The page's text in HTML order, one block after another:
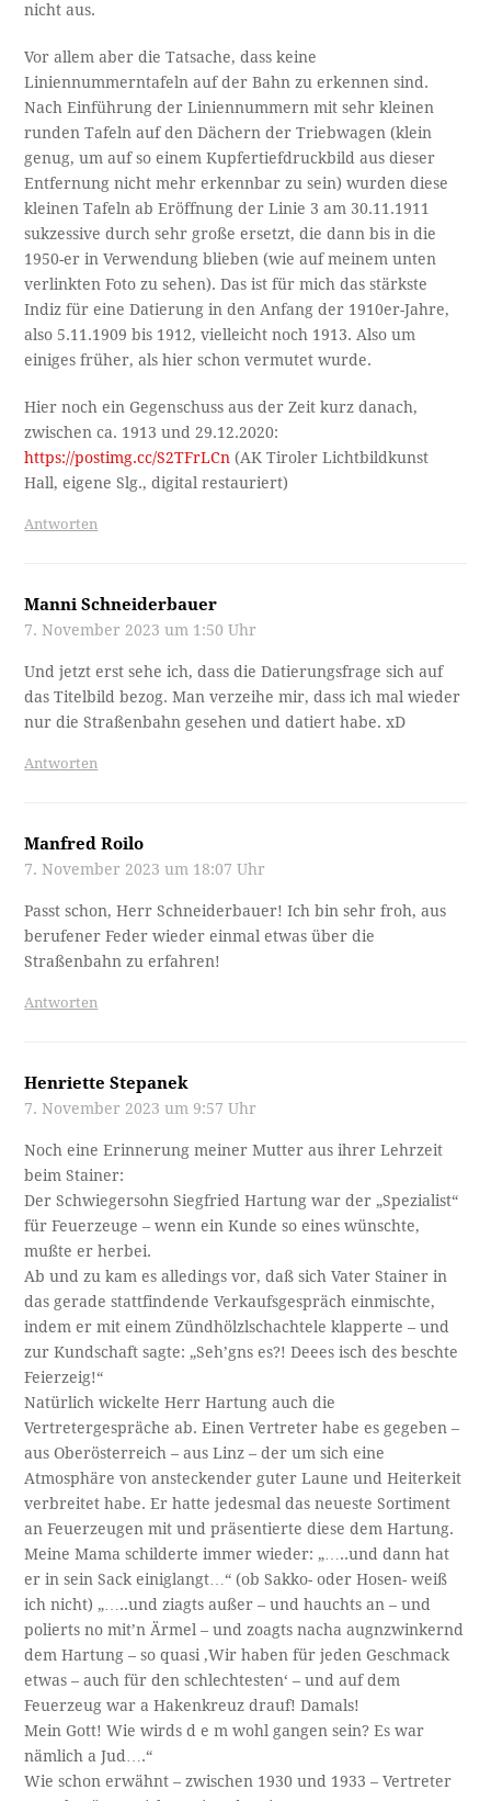
nicht aus.
Vor allem aber die Tatsache, dass keine
Liniennummerntafeln auf der Bahn zu erkennen sind.
Nach Einführung der Liniennummern mit sehr kleinen
runden Tafeln auf den Dächern der Triebwagen (klein
genug, um auf so einem Kupfertiefdruckbild aus dieser
Entfernung nicht mehr erkennbar zu sein) wurden diese
kleinen Tafeln ab Eröffnung der Linie 3 am 30.11.1911
sukzessive durch sehr große ersetzt, die dann bis in die
1950-er in Verwendung blieben (wie auf meinem unten
verlinkten Foto zu sehen). Das ist für mich das stärkste
Indiz für eine Datierung in den Anfang der 1910er-Jahre,
also 5.11.1909 bis 1912, vielleicht noch 1913. Also um
einiges früher, als hier schon vermutet wurde.
Hier noch ein Gegenschuss aus der Zeit kurz danach,
zwischen ca. 1913 und 29.12.2020:
https://postimg.cc/S2TFrLCn (AK Tiroler Lichtbildkunst
Hall, eigene Slg., digital restauriert)
Antworten
Manni Schneiderbauer
7. November 2023 um 1:50 Uhr
Und jetzt erst sehe ich, dass die Datierungsfrage sich auf
das Titelbild bezog. Man verzeihe mir, dass ich mal wieder
nur die Straßenbahn gesehen und datiert habe. xD
Antworten
Manfred Roilo
7. November 2023 um 18:07 Uhr
Passt schon, Herr Schneiderbauer! Ich bin sehr froh, aus
berufener Feder wieder einmal etwas über die
Straßenbahn zu erfahren!
Antworten
Henriette Stepanek
7. November 2023 um 9:57 Uhr
Noch eine Erinnerung meiner Mutter aus ihrer Lehrzeit
beim Stainer:
Der Schwiegersohn Siegfried Hartung war der „Spezialist“
für Feuerzeuge – wenn ein Kunde so eines wünschte,
mußte er herbei.
Ab und zu kam es alledings vor, daß sich Vater Stainer in
das gerade stattfindende Verkaufsgespräch einmischte,
indem er mit einem Zündhölzlschachtele klapperte – und
zur Kundschaft sagte: „Seh’gns es?! Deees isch des beschte
Feierzeig!“
Natürlich wickelte Herr Hartung auch die
Vertretergespräche ab. Einen Vertreter habe es gegeben –
aus Oberösterreich – aus Linz – der um sich eine
Atmosphäre von ansteckender guter Laune und Heiterkeit
verbreitet habe. Er hatte jedesmal das neueste Sortiment
an Feuerzeugen mit und präsentierte diese dem Hartung.
Meine Mama schilderte immer wieder: „…..und dann hat
er in sein Sack einiglangt…“ (ob Sakko- oder Hosen- weiß
ich nicht) „…..und ziagts außer – und hauchts an – und
polierts no mit’n Ärmel – und zoagts nacha augnzwinkernd
dem Hartung – so quasi ‚Wir haben für jeden Geschmack
etwas – auch für den schlechtesten‘ – und auf dem
Feuerzeug war a Hakenkreuz drauf! Damals!
Mein Gott! Wie wirds d e m wohl gangen sein? Es war
nämlich a Jud….“
Wie schon erwähnt – zwischen 1930 und 1933 – Vertreter